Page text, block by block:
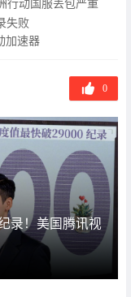
行动国服丢包严重
失败
加速器
0
录！美国腾讯视